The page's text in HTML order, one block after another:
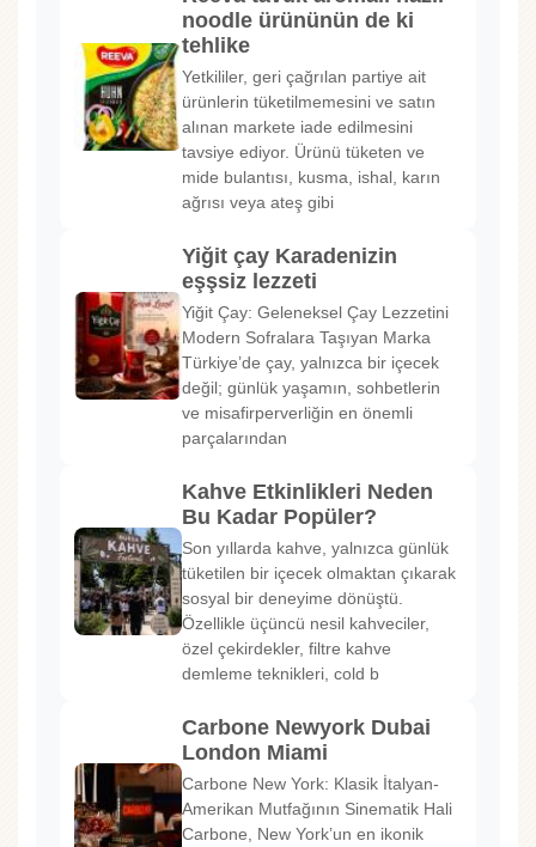
noodle ürününün de ki
tehlike
Yetkililer, geri çağrılan partiye ait
ürünlerin tüketilmemesini ve satın
alınan markete iade edilmesini
tavsiye ediyor. Ürünü tüketen ve
mide bulantısı, kusma, ishal, karın
ağrısı veya ateş gibi
Yiğit çay Karadenizin
eşşsiz lezzeti
Yiğit Çay: Geleneksel Çay Lezzetini
Modern Sofralara Taşıyan Marka
Türkiye’de çay, yalnızca bir içecek
değil; günlük yaşamın, sohbetlerin
ve misafirperverliğin en önemli
parçalarından
Kahve Etkinlikleri Neden
Bu Kadar Popüler?
Son yıllarda kahve, yalnızca günlük
tüketilen bir içecek olmaktan çıkarak
sosyal bir deneyime dönüştü.
Özellikle üçüncü nesil kahveciler,
özel çekirdekler, filtre kahve
demleme teknikleri, cold b
Carbone Newyork Dubai
London Miami
Carbone New York: Klasik İtalyan-
Amerikan Mutfağının Sinematik Hali
Carbone, New York’un en ikonik